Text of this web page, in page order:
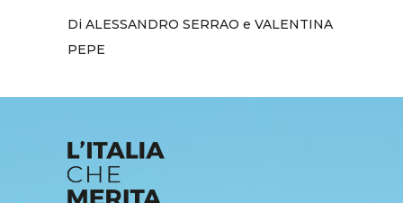
Di ALESSANDRO SERRAO e VALENTINA
PEPE